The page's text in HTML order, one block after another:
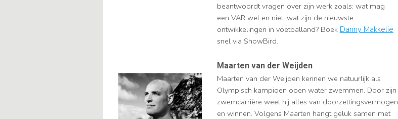
beantwoordt vragen over zijn werk zoals: wat mag
een VAR wel en niet, wat zijn de nieuwste
ontwikkelingen in voetballand? Boek Danny Makkelie
snel via ShowBird.
Maarten van der Weijden
Maarten van der Weijden kennen we natuurlijk als
Olympisch kampioen open water zwemmen. Door zijn
zwemcarrière weet hij alles van doorzettingsvermogen
en winnen. Volgens Maarten hangt geluk samen met